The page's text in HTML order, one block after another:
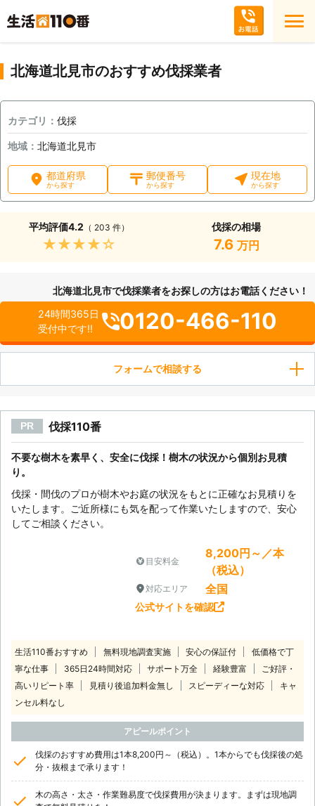
北海道北見市のおすすめ伐採業者
カテゴリ： 伐採
地域： 北海道北見市
都道府県
から探す
郵便番号
から探す
現在地
から探す
平均評価4.2 （ 203 件）
★★★★★
伐採の相場
7.6 万円
北海道北見市で伐採業者をお探しの方はお電話ください！
24時間365日
受付中です!!
0120-466-110
フォームで相談する
PR 伐採110番
不要な樹木を素早く、安全に伐採！樹木の状況から個別お見積
り。
伐採・間伐のプロが樹木やお庭の状況をもとに正確なお見積りを
いたします。ご近所様にも気を配って作業いたしますので、安心
してご相談ください。
目安料金
8,200円～／本
（税込）
対応エリア 全国
公式サイトを確認
生活110番おすすめ 無料現地調査実施 安心の保証付
低価格で丁
寧な仕事
365日24時間対応 サポート万全 経験豊富
ご好評・
高いリピート率
見積り後追加料金無し スピーディーな対応
キャ
ンセル料なし
アピールポイント
伐採のおすすめ費用は1本8,200円～（税込）。1本からでも伐採後の処
分・抜根まで承ります！
木の高さ・太さ・作業難易度で伐採費用が決まります。まずは現地調